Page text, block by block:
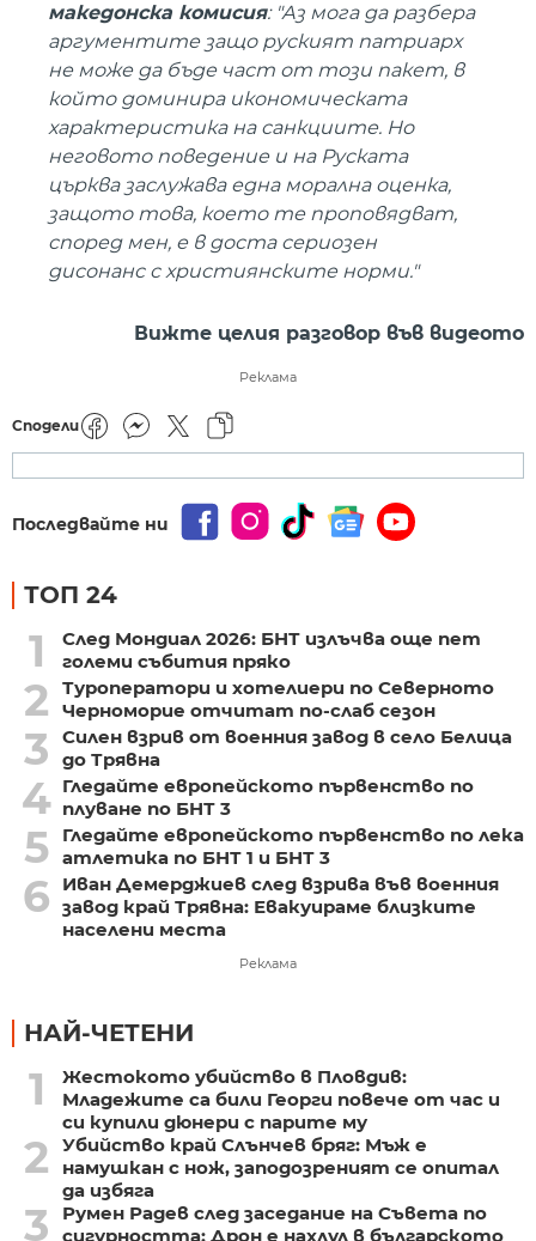
македонска комисия: "Аз мога да разбера
аргументите защо руският патриарх
не може да бъде част от този пакет, в
който доминира икономическата
характеристика на санкциите. Но
неговото поведение и на Руската
църква заслужава една морална оценка,
защото това, което те проповядват,
според мен, е в доста сериозен
дисонанс с християнските норми."
Вижте целия разговор във видеото
Реклама
Сподели
Последвайте ни
ТОП 24
1
След Мондиал 2026: БНТ излъчва още пет
големи събития пряко
2
Туроператори и хотелиери по Северното
Черноморие отчитат по-слаб сезон
3
Силен взрив от военния завод в село Белица
до Трявна
4 Гледайте европейското първенство по
плуване по БНТ 3
5
Гледайте европейското първенство по лека
атлетика по БНТ 1 и БНТ 3
6
Иван Демерджиев след взрива във военния
завод край Трявна: Евакуираме близките
населени места
Реклама
НАЙ-ЧЕТЕНИ
1
Жестокото убийство в Пловдив:
Младежите са били Георги повече от час и
си купили дюнери с парите му
2
Убийство край Слънчев бряг: Мъж е
намушкан с нож, заподозреният се опитал
да избяга
3
Румен Радев след заседание на Съвета по
сигурността: Дрон е нахлул в българското